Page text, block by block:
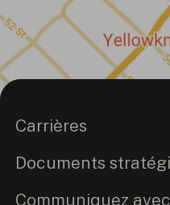
Carrières
Documents
Communiquez